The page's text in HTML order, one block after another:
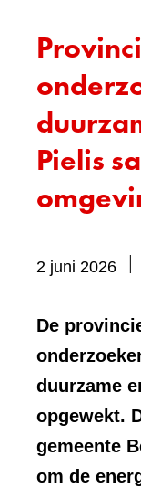
Pielis
2 juni 2026
De
duurzame
opgewekt.
gemeente
om de